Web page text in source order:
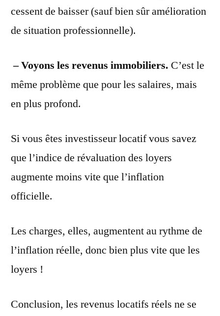
cessent de baisser (sauf bien sûr amélioration
de situation professionnelle).
– Voyons les revenus immobiliers. C’est le
même problème que pour les salaires, mais
en plus profond.
Si vous êtes investisseur locatif vous savez
que l’indice de révaluation des loyers
augmente moins vite que l’inflation
officielle.
Les charges, elles, augmentent au rythme de
l’inflation réelle, donc bien plus vite que les
loyers !
Conclusion, les revenus locatifs réels ne se